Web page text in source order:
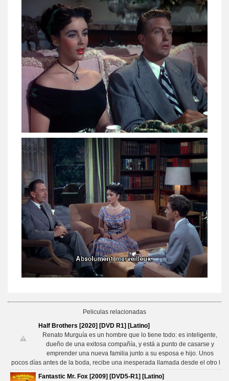
Peliculas relacionadas
Half Brothers [2020] [DVD R1] [Latino]
Renato Murguía es un hombre que lo tiene todo: es inteligente,
dueño de una exitosa compañía, y está a punto de casarse y
emprender una nueva familia junto a su esposa e hijo. Unos
pocos días antes de la boda, recibe una inesperada llamada desde el otro l
Fantastic Mr. Fox [2009] [DVD5-R1] [Latino]